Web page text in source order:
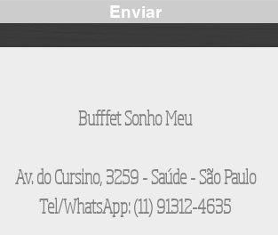
Enviar
Bufffet Sonho Meu
Av. do Cursino, 3259 - Saúde - São Paulo
Tel/WhatsApp: (11) 91312-4635